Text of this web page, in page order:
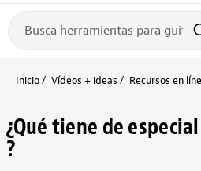
Inicio Vídeos + ideas Recursos en
¿Qué tiene de
?